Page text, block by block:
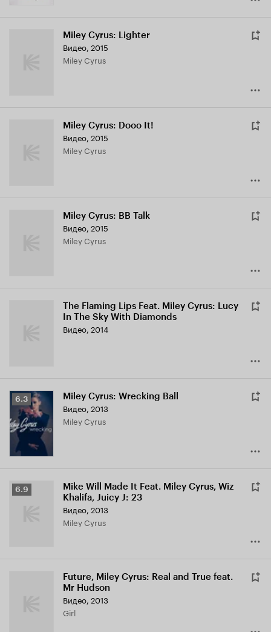
Miley Cyrus: Lighter
Видео, 2015
Miley Cyrus
Miley Cyrus: Dooo It!
Видео, 2015
Miley Cyrus
Miley Cyrus: BB Talk
Видео, 2015
Miley Cyrus
The Flaming Lips Feat. Miley Cyrus: Lucy
In The Sky With Diamonds
Видео, 2014
Рейтинг
Кинопоиска
6.3
6.3 Miley Cyrus: Wrecking Ball
Видео, 2013
Miley Cyrus
Рейтинг
6.9
Mike Will Made It Feat. Miley Cyrus, Wiz
Khalifa, Juicy J: 23
Видео, 2013
Miley Cyrus
Future, Miley Cyrus: Real and True feat.
Mr Hudson
Видео, 2013
Girl